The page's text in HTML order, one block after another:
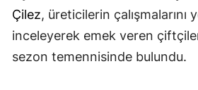
Çilez, üreticilerin çalışmalarını
inceleyerek emek veren
sezon temennisinde bulundu.